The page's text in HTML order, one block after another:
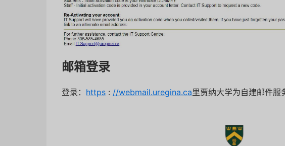
邮箱登录
登录： https : //webmail.uregina.ca里贾纳大学为自建邮件服